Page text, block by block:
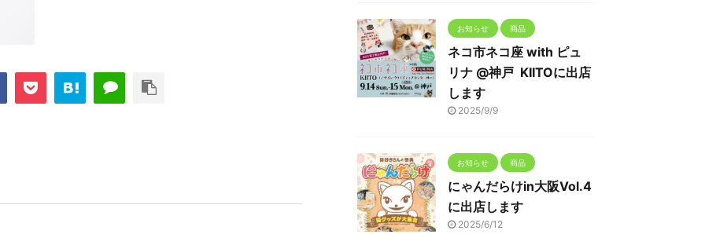
お知らせ 商品
ネコ市ネコ座 with ピュ
リナ @神戸 KIITOに出店
します
2025/9/9
お知らせ 商品
にゃんだらけin大阪Vol.4
に出店します
2025/6/12